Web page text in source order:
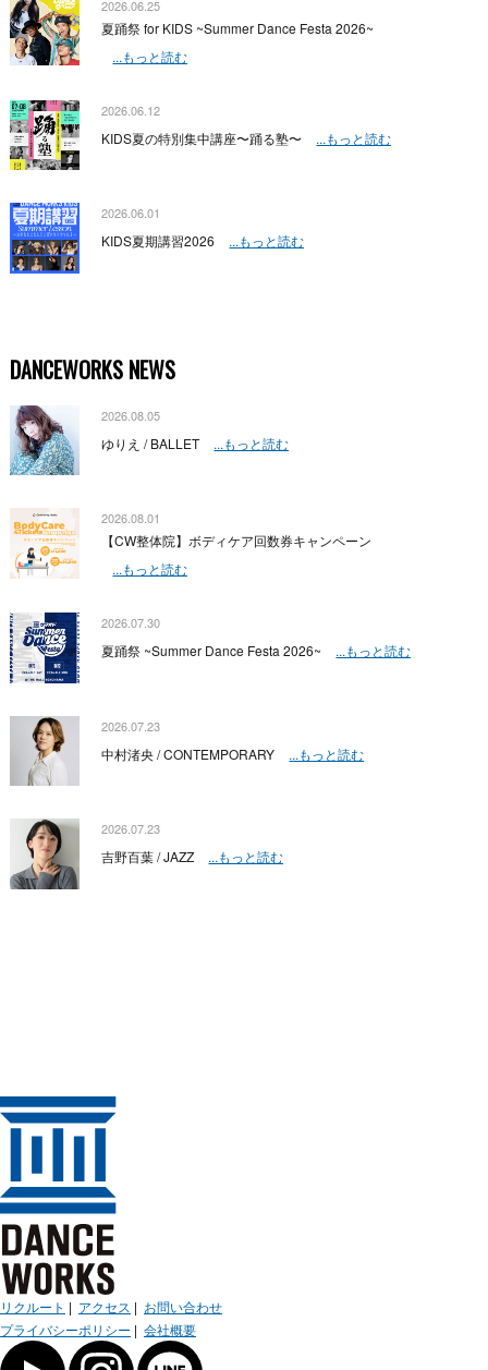
2026.06.25
夏踊祭 for KIDS ~Summer Dance Festa 2026~
...もっと読む
2026.06.12
KIDS夏の特別集中講座〜踊る塾〜 ...もっと読む
2026.06.01
KIDS夏期講習2026 ...もっと読む
DANCEWORKS NEWS
2026.08.05
ゆりえ / BALLET ...もっと読む
2026.08.01
【CW整体院】ボディケア回数券キャンペーン
...もっと読む
2026.07.30
夏踊祭 ~Summer Dance Festa 2026~ ...もっと読む
2026.07.23
中村渚央 / CONTEMPORARY ...もっと読む
2026.07.23
吉野百葉 / JAZZ ...もっと読む
リクルート | アクセス | お問い合わせ
プライバシーポリシー | 会社概要